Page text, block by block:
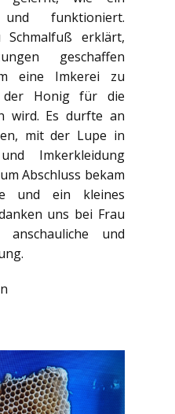
funktioniert.
erklärt,
geschaffen
eine Imkerei zu
Honig für die
wird. Es durfte an
mit der Lupe in
Imkerkleidung
Abschluss bekam
und ein kleines
uns bei Frau
und